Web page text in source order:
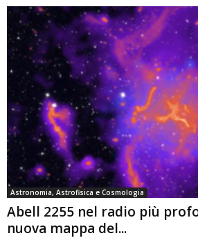
Astronomia, Astrofisica e Cosmologia
Abell 2255 nel radio più
nuova mappa del...